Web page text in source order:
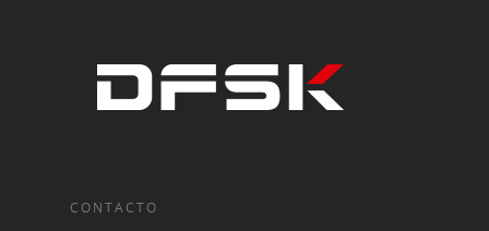
CONTACTO